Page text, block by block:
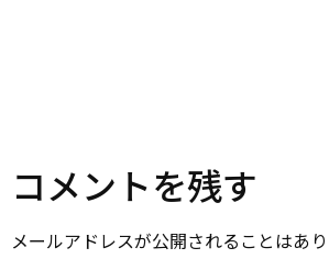
コメントを残す
メールアドレスが公開されることはあり